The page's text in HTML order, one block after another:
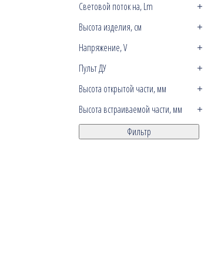
Световой поток на, Lm
Высота изделия, см
Напряжение, V
Пульт ДУ
Высота открытой части, мм
Высота встраиваемой части, мм
Фильтр